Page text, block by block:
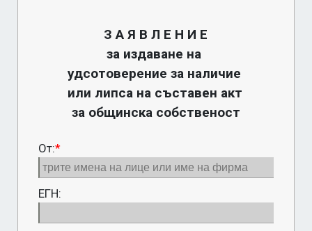
З А Я В Л Е Н И Е
за издаване на
удсотоверение за наличие
или липса на съставен акт
за общинска собственост
От:*
ЕГН: